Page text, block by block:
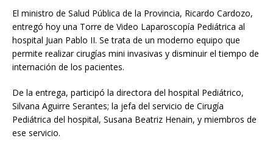
El ministro de Salud Pública de la Provincia, Ricardo Cardozo,
entregó hoy una Torre de Video Laparoscopía Pediátrica al
hospital Juan Pablo II. Se trata de un moderno equipo que
permite realizar cirugías mini invasivas y disminuir el tiempo de
internación de los pacientes.
De la entrega, participó la directora del hospital Pediátrico,
Silvana Aguirre Serantes; la jefa del servicio de Cirugía
Pediátrica del hospital, Susana Beatriz Henain, y miembros de
ese servicio.